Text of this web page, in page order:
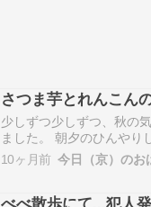
さつま芋とれんこん
少しずつ少しずつ、秋の
ました。 朝夕のひんやり
くうろこ雲、 どこからか
香、 日没のあとのひそ
出しました。 さつま芋と
10ヶ月前 今日（京）のお
べべ散歩にて...犯人発